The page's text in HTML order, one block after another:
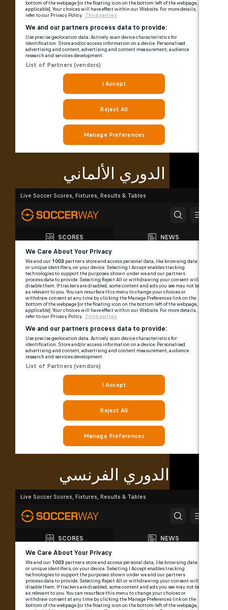
الدوري الألماني
الدوري الفرنسي